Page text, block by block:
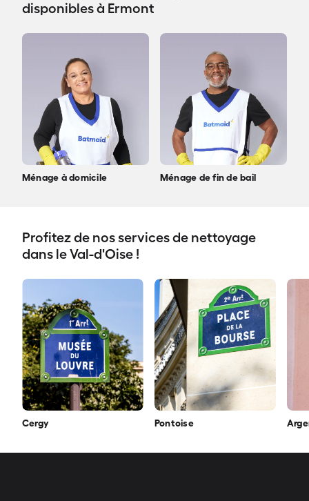
disponibles à Ermont
Ménage à domicile Ménage de fin de bail
Profitez de nos services de nettoyage
dans le Val-d'Oise !
Cergy Pontoise